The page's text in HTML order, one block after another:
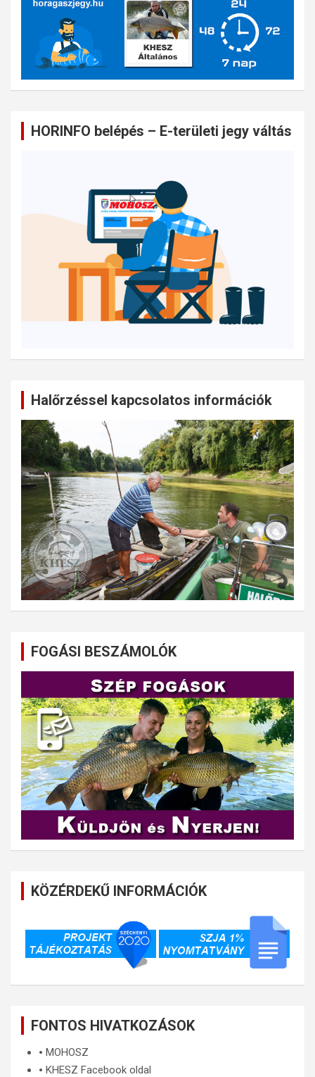
HORINFO belépés – E-területi jegy váltás
Halőrzéssel kapcsolatos információk
FOGÁSI BESZÁMOLÓK
KÖZÉRDEKŰ INFORMÁCIÓK
FONTOS HIVATKOZÁSOK
🞄 MOHOSZ
🞄 KHESZ Facebook oldal